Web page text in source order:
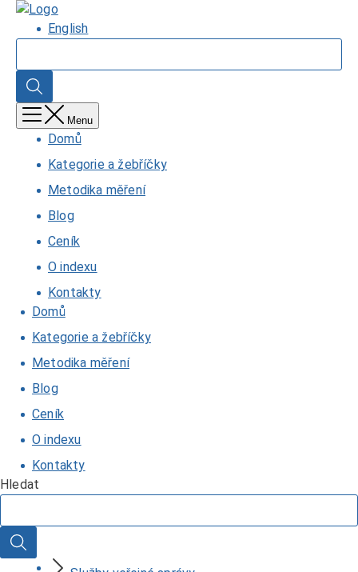
Přejít
obsahu
Domů
English
Hledat
Menu
Domů
Kategorie a žebříčky
Metodika měření
Blog
Ceník
O indexu
Kontakty
Domů
Kategorie a žebříčky
Metodika měření
Blog
Ceník
O indexu
Kontakty
Hledat
Hledat